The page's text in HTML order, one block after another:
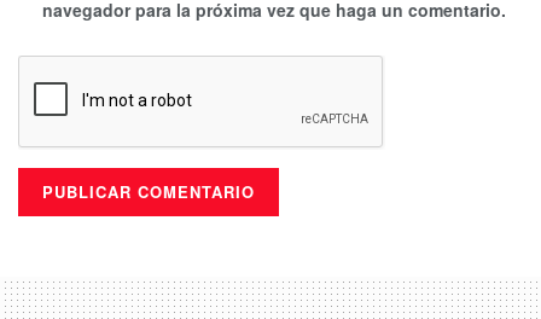
“Las organizaciones criminales
transnacionales buscan amenazar
nuestra salud y seguridad mediante la
importación de drogas y productos
químicos peligrosos, como el fentanilo.
La misión de la DEA de buscar justicia
combatir esta amenaza”, dijo el agente
navegador para la próxima vez que haga un comentario.